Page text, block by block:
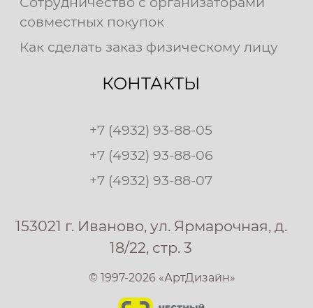
совместных покупок
Как сделать заказ физическому лицу
КОНТАКТЫ
+7 (4932) 93-88-05
+7 (4932) 93-88-06
+7 (4932) 93-88-07
153021 г. Иваново, ул. Ярмарочная, д.
18/22, стр. 3
© 1997-2026 «АртДизайн»